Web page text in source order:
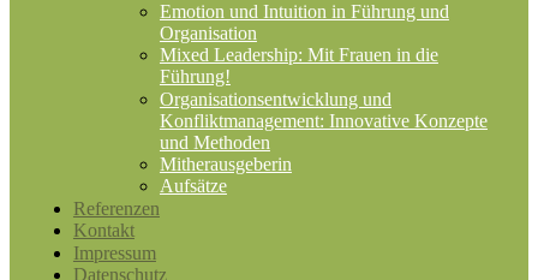
Emotion und Intuition in Führung und
Organisation
Mixed Leadership: Mit Frauen in die
Führung!
Organisationsentwicklung und
Konfliktmanagement: Innovative Konzepte
und Methoden
Mitherausgeberin
Aufsätze
Referenzen
Kontakt
Impressum
Datenschutz